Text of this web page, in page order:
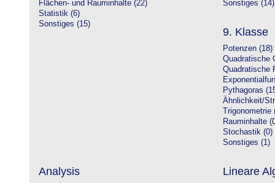
Flächen- und Rauminhalte (22)
Statistik (6)
Sonstiges (15)
Sonstiges (14)
9. Klasse
Potenzen (18)
Quadratische
Quadratische
Pythagoras
Ähnlichkeit/
Trigonometrie
Rauminhalte
Stochastik (0)
Sonstiges (1)
Analysis Lineare